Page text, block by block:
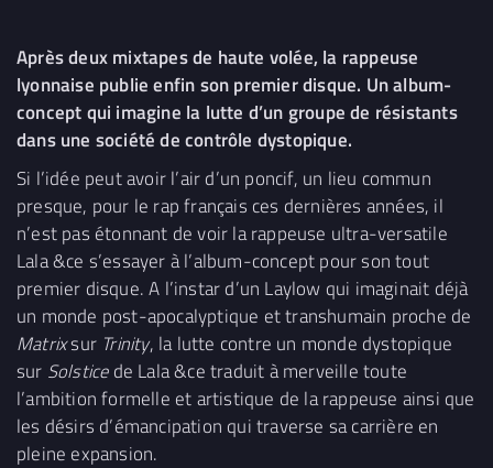
Après deux mixtapes de haute volée, la rappeuse
lyonnaise publie enfin son premier disque. Un album-
concept qui imagine la lutte d’un groupe de résistants
dans une société de contrôle dystopique.
Si l’idée peut avoir l’air d’un poncif, un lieu commun
presque, pour le rap français ces dernières années, il
n’est pas étonnant de voir la rappeuse ultra-versatile
Lala &ce s’essayer à l’album-concept pour son tout
premier disque. A l’instar d’un Laylow qui imaginait déjà
un monde post-apocalyptique et transhumain proche de
Matrixsur Trinity, la lutte contre un monde dystopique
sur Solsticede Lala &ce traduit à merveille toute
l’ambition formelle et artistique de la rappeuse ainsi que
les désirs d’émancipation qui traverse sa carrière en
pleine expansion.